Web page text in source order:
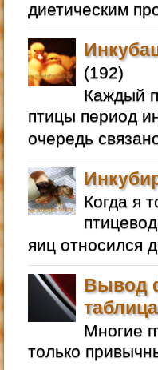
диетическим
(192)
Каждый
птицы период
очередь
Когда я
яиц относился
Вывод
таблица
Многие
только